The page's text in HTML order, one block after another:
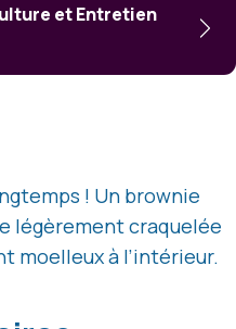
et Entretien
! Un brownie
légèrement craquelée
moelleux à l’intérieur.